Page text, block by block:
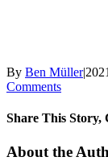
By Ben Müller|
Comments
Share This Story,
Facebook
X
Reddit
LinkedIn
Tumblr
Pinterest
Vk
Email
About the